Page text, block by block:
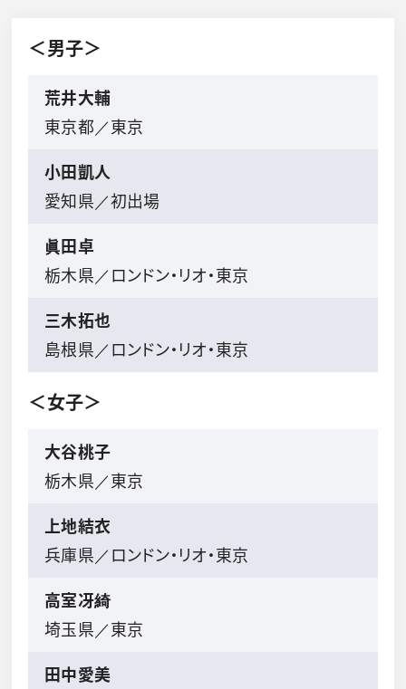
＜男子＞
荒井大輔
東京都／東京
小田凱人
愛知県／初出場
眞田卓
栃木県／ロンドン・リオ・東京
三木拓也
島根県／ロンドン・リオ・東京
＜女子＞
大谷桃子
栃木県／東京
上地結衣
兵庫県／ロンドン・リオ・東京
高室冴綺
埼玉県／東京
田中愛美